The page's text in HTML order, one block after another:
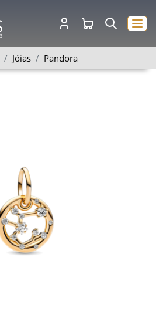
Jóias Pandora